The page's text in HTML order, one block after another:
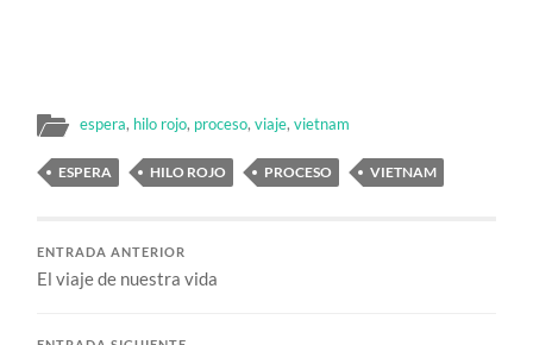
espera, hilo rojo, proceso,viaje,vietnam
ESPERA HILO ROJO PROCESO VIETNAM
ENTRADA ANTERIOR
El viaje de nuestra vida